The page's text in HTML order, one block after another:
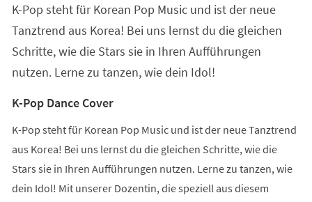
K-Pop steht für Korean Pop Music und ist der neue
Tanztrend aus Korea! Bei uns lernst du die gleichen
Schritte, wie die Stars sie in Ihren Aufführungen
nutzen. Lerne zu tanzen, wie dein Idol!
K-Pop Dance Cover
K-Pop steht für Korean Pop Music und ist der neue Tanztrend
aus Korea! Bei uns lernst du die gleichen Schritte, wie die
Stars sie in Ihren Aufführungen nutzen. Lerne zu tanzen, wie
dein Idol! Mit unserer Dozentin, die speziell aus diesem